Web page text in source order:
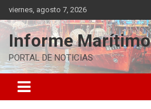
Saltar
al
contenido
viernes, agosto 7, 2026
Informe Marítimo
PORTAL DE NOTICIAS